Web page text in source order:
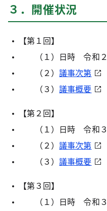
３．開催状況
【第１回】
（１）日時 令和２
（２）議事次第
（３）議事概要
【第２回】
（１）日時 令和３
（２）議事次第
（３）議事概要
【第３回】
（１）日時 令和３